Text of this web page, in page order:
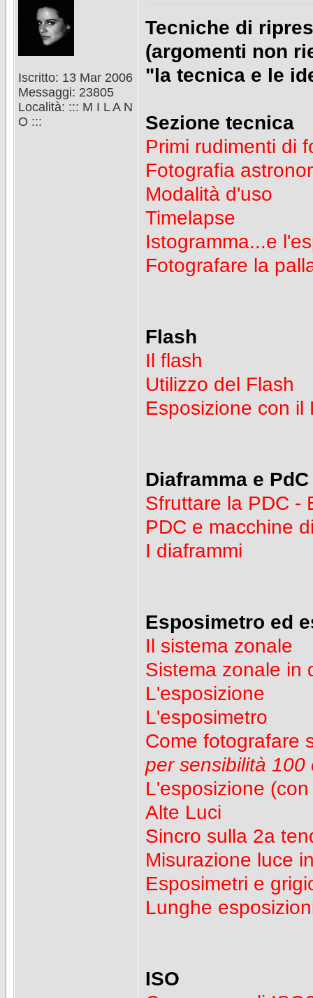
Iscritto: 13 Mar 2006
Messaggi: 23805
Località: ::: M I L A N
O :::
Tecniche di
(argomenti non
"la tecnica e le
Sezione tecnica
Primi rudimenti di
Fotografia
Modalità d'uso
Timelapse
Istogramma...e
Fotografare la
Flash
Il flash
Utilizzo del Flash
Esposizione con il
Diaframma e PdC
Sfruttare la PDC -
PDC e macchine
I diaframmi
Esposimetro ed
Il sistema zonale
Sistema zonale in
L'esposizione
L'esposimetro
Come fotografare
per sensibilità 100
L'esposizione
Alte Luci
Sincro sulla 2a
Misurazione luce
Esposimetri e
Lunghe
ISO